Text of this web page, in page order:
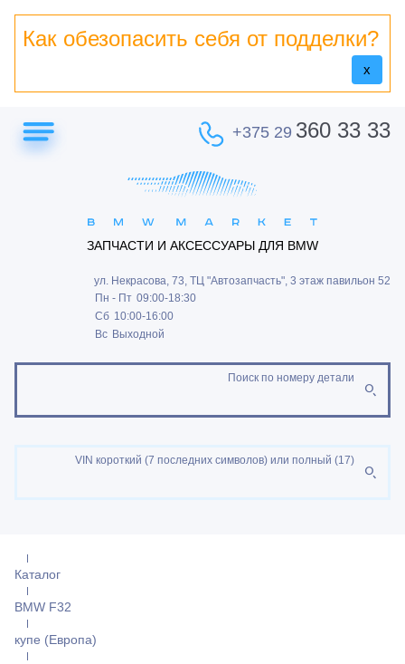
Как обезопасить себя от подделки?
x
+375 29 360 33 33
ЗАПЧАСТИ И АКСЕССУАРЫ ДЛЯ BMW
ул. Некрасова, 73, ТЦ "Автозапчасть", 3 этаж павильон 52
Пн - Пт 09:00-18:30
Сб 10:00-16:00
Вс Выходной
Поиск по номеру детали
VIN короткий (7 последних символов) или полный (17)
Каталог
BMW F32
купе (Европа)